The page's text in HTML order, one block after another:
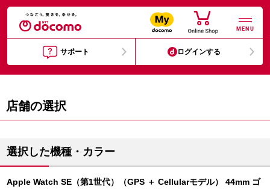
MENU
サポート ログインする
店舗の選択
選択した機種・カラー
Apple Watch SE（第1世代）（GPS ＋ Cellularモデル） 44mm ゴ